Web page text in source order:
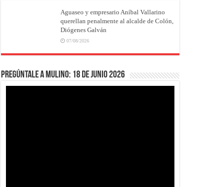
Aguaseo y empresario Aníbal Vallarino
querellan penalmente al alcalde de Colón,
Diógenes Galván
07/08/2026
Pregúntale a Mulino: 18 de junio 2026